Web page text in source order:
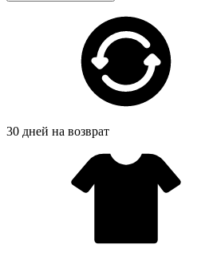
30 дней на возврат